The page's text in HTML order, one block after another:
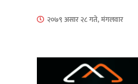
गीति
२०७९ असार २८ गते, मंगलवार